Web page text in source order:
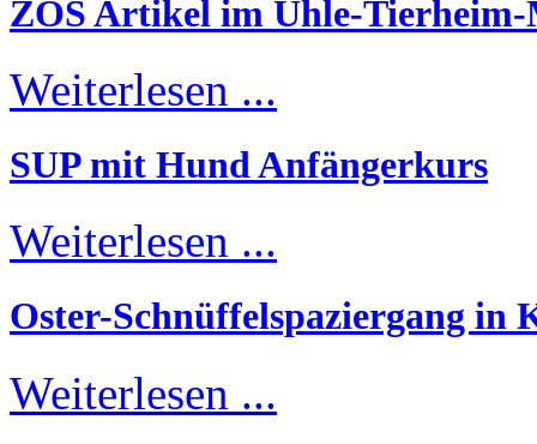
ZOS Artikel im Uhle-Tierheim-
Weiterlesen ...
SUP mit Hund Anfängerkurs
Weiterlesen ...
Oster-Schnüffelspaziergang in
Weiterlesen ...